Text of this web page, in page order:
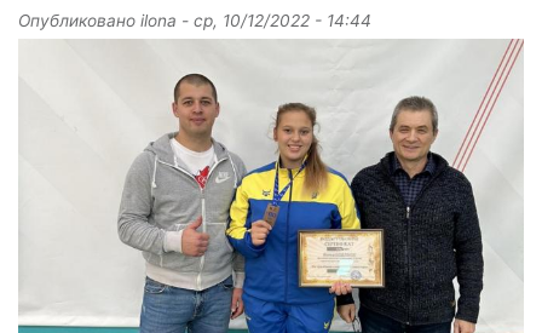
Опубликовано ilona - ср, 10/12/2022 - 14:44